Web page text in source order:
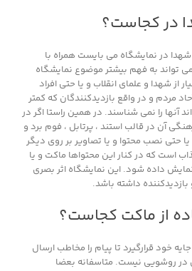
در کجاست؟
در نمایشگاه می بایست همراه با
تواند به فهم بیشتر موضوع نمایشگاه
از شهدا و علمای انقلاب و یا حتی افراد
مردم و در واقع بازدیدکنندگان که کمتر
آنها را نمی شناسند. در همین راستا اگر در
آن در قالب استند ، پرتابل ، فوم برد و
حتی نصب محتوا و یا تصاویر بر روی دیگر
است که در کنار این محتواها ماکت و یا
داده شود. این نمایشگاه اثر بصری
داشته باشد.
از ماکت کجاست؟
خود قرارگیرد تا پیام را مخاطب ارسال
در روشویی نیست. متاسفانه بعضا